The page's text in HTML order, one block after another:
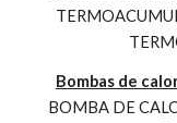
Bombas de
BOMBA DE